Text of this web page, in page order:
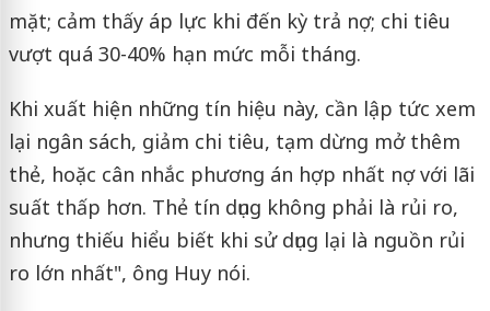
mặt; cảm thấy áp lực khi đến kỳ trả nợ; chi tiêu
vượt quá 30-40% hạn mức mỗi tháng.
Khi xuất hiện những tín hiệu này, cần lập tức xem
lại ngân sách, giảm chi tiêu, tạm dừng mở thêm
thẻ, hoặc cân nhắc phương án hợp nhất nợ với lãi
suất thấp hơn. Thẻ tín dụng không phải là rủi ro,
nhưng thiếu hiểu biết khi sử dụng lại là nguồn rủi
ro lớn nhất", ông Huy nói.